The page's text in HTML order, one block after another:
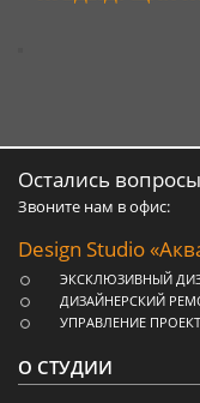
Остались
Звоните нам в офис:
Design Studio
ЭКСКЛЮЗИВНЫЙ
ДИЗАЙНЕРСКИЙ
УПРАВЛЕНИЕ
О СТУДИИ